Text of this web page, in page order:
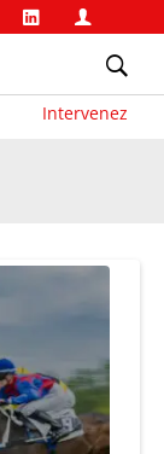
Intervenez